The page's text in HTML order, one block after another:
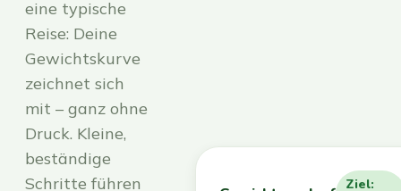
eine typische
Reise: Deine
Gewichtskurve
zeichnet sich
mit – ganz ohne
Druck. Kleine,
beständige
Schritte führen
Ziel: